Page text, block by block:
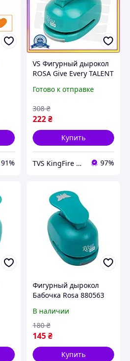
91%
VS Фигурный дырокол
ROSA Give Every TALENT
скрапбукинга и декора
32T8_V1
Готово к отправке
222₴
308 ₴
Купить
TVS KingFire Интернет магазин 97%
Фигурный дырокол
Бабочка Rosa 880563
см, Vse-detyam
В наличии
145₴
180 ₴
Купить